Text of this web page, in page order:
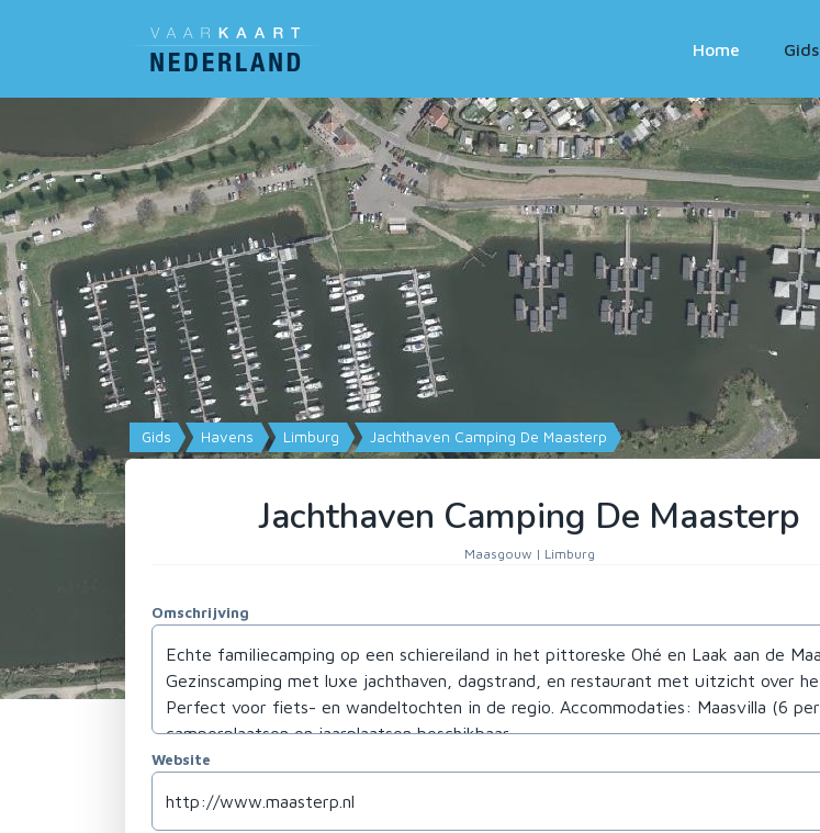
Home Gids
Gids Havens Limburg Jachthaven Camping De Maasterp
Jachthaven Camping De Maasterp
Maasgouw | Limburg
Omschrijving
Website